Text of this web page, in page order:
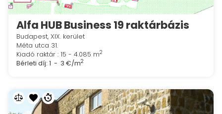
Alfa HUB Business 19 raktárbázis
Budapest, XIX. kerület
Méta utca 31.
Kiadó raktár : 15 - 4.085 m2
Bérleti díj: 1 - 3 €/m2